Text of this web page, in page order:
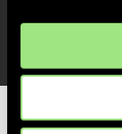
Partner